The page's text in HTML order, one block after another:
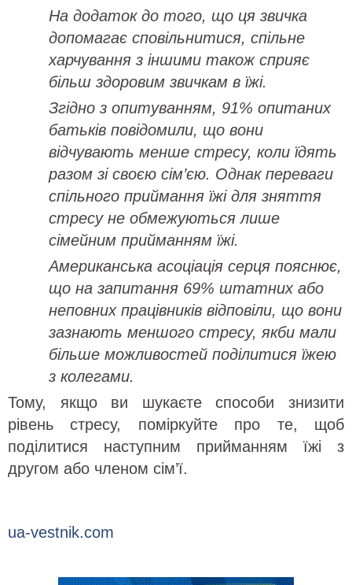
На додаток до того, що ця звичка
допомагає сповільнитися, спільне
харчування з іншими також сприяє
більш здоровим звичкам в їжі.
Згідно з опитуванням, 91% опитаних
батьків повідомили, що вони
відчувають менше стресу, коли їдять
разом зі своєю сім’єю. Однак переваги
спільного приймання їжі для зняття
стресу не обмежуються лише
сімейним прийманням їжі.
Американська асоціація серця пояснює,
що на запитання 69% штатних або
неповних працівників відповіли, що вони
зазнають меншого стресу, якби мали
більше можливостей поділитися їжею
з колегами.
Тому, якщо ви шукаєте способи знизити
рівень стресу, поміркуйте про те, щоб
поділитися наступним прийманням їжі з
другом або членом сім’ї.
ua-vestnik.com